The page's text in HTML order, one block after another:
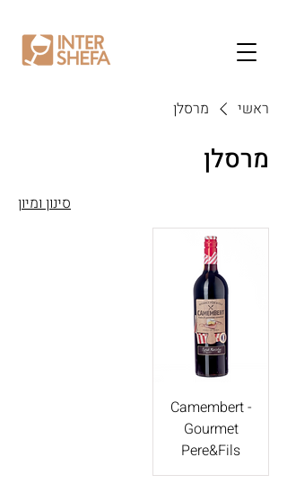
ראשי מרסלן
מרסלן
סינון ומיון
Camembert -
Gourmet
Pere&Fils